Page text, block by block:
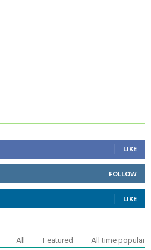
LIKE
FOLLOW
LIKE
All Featured All time popular